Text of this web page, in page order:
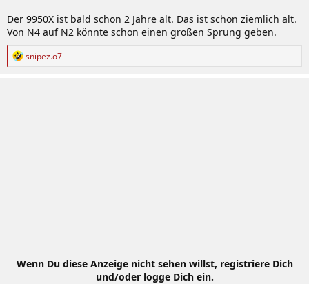
Der 9950X ist bald schon 2 Jahre alt. Das ist schon ziemlich alt.
Von N4 auf N2 könnte schon einen großen Sprung geben.
R
snipez.o7
Wenn Du diese Anzeige nicht sehen willst, registriere Dich
und/oder logge Dich ein.